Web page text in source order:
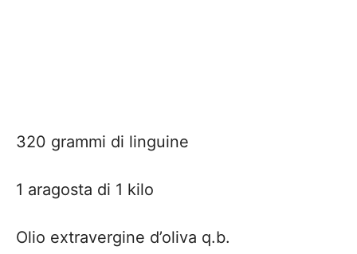
320 grammi di linguine
1 aragosta di 1 kilo
Olio extravergine d’oliva q.b.